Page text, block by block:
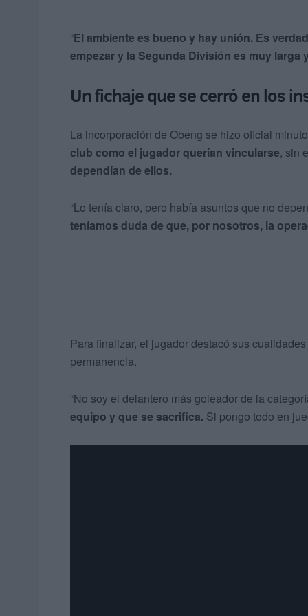
“El ambiente es bueno y hay unión. Es
empezar y la Segunda División es muy larga
Un fichaje que se cerró en los
La incorporación de Obeng se hizo oficial
club como el jugador querían vincularse, sin
dependían de ellos.
“Lo tenía claro, pero había asuntos que no
teníamos duda de que, por nosotros, la
Para finalizar, el jugador destacó sus
permanencia.
“No soy el delantero más goleador de la
equipo y que se sacrifica. Si pongo todo en